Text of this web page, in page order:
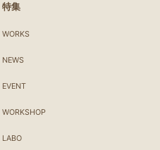
特集
WORKS
NEWS
EVENT
WORKSHOP
LABO